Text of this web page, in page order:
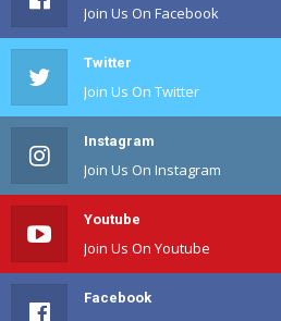
Join Us On Facebook
Twitter
Join Us On Twitter
Instagram
Join Us On Instagram
Youtube
Join Us On Youtube
Facebook